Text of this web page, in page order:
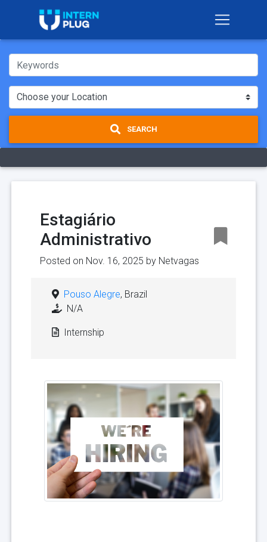
SEARCH
Estagiário
Administrativo
Posted on Nov. 16, 2025 by Netvagas
Pouso Alegre, Brazil
N/A
Internship